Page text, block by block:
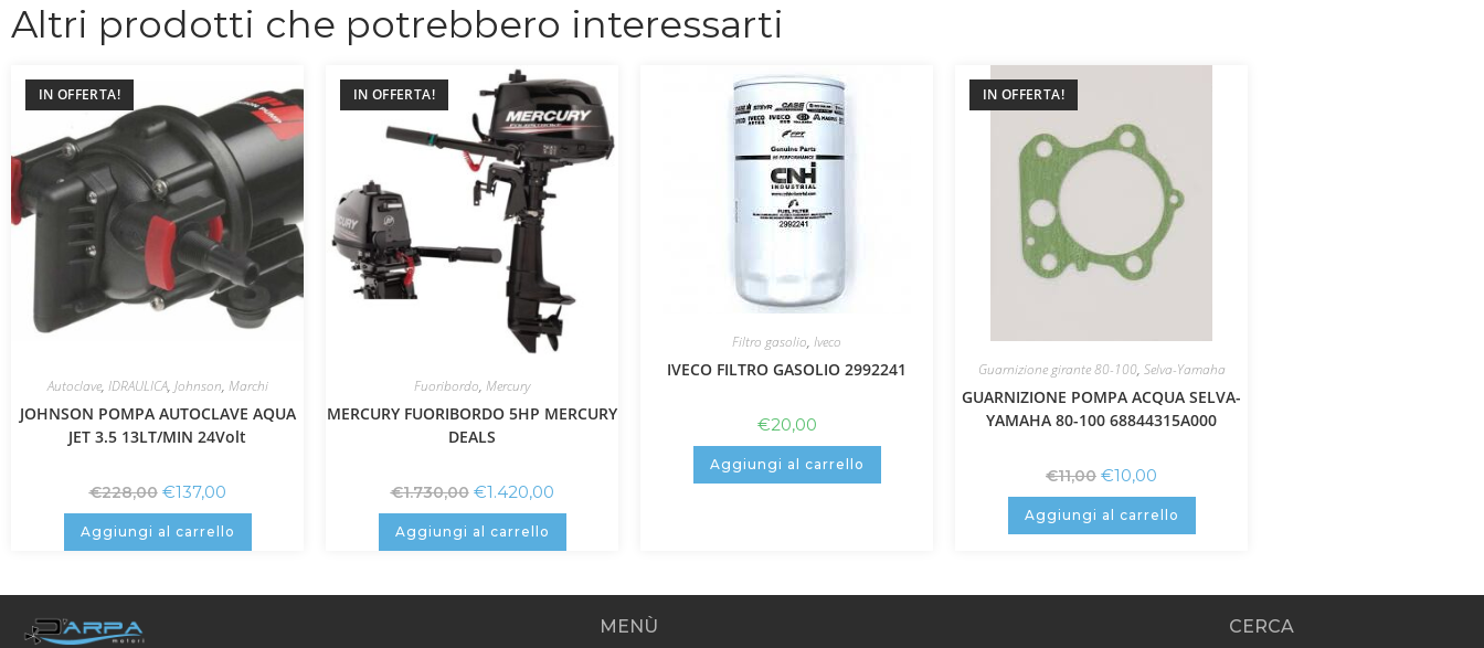
Altri prodotti che potrebbero interessarti
IN OFFERTA!
Autoclave, IDRAULICA, Johnson, Marchi
JOHNSON POMPA AUTOCLAVE AQUA
JET 3.5 13LT/MIN 24Volt
€228,00 €137,00
Aggiungi al carrello
IN OFFERTA!
Fuoribordo, Mercury
MERCURY FUORIBORDO 5HP MERCURY
DEALS
€1.730,00 €1.420,00
Aggiungi al carrello
Filtro gasolio, Iveco
IVECO FILTRO GASOLIO 2992241
€20,00
Aggiungi al carrello
IN OFFERTA!
Guarnizione girante 80-100, Selva-Yamaha
GUARNIZIONE POMPA ACQUA SELVA-
YAMAHA 80-100 68844315A000
€11,00 €10,00
Aggiungi al carrello
MENÙ CERCA